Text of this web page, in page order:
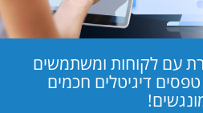
עם לקוחות ומשתמשים
דיגיטלים חכמים